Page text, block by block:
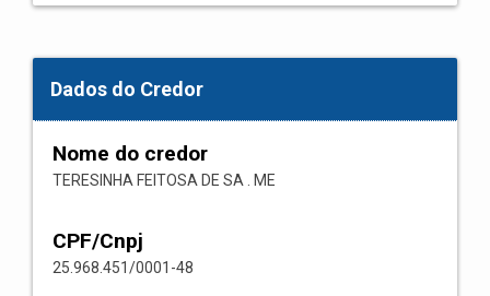
Dados do Credor
Nome do credor
TERESINHA FEITOSA DE SA . ME
CPF/Cnpj
25.968.451/0001-48